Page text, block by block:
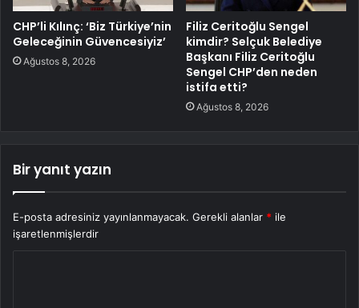
CHP’li Kılınç: ‘Biz Türkiye’nin
Geleceğinin Güvencesiyiz’
Ağustos 8, 2026
Filiz Ceritoğlu Sengel
kimdir? Selçuk Belediye
Başkanı Filiz Ceritoğlu
Sengel CHP’den neden
istifa etti?
Ağustos 8, 2026
Bir yanıt yazın
E-posta adresiniz yayınlanmayacak. Gerekli alanlar * ile
işaretlenmişlerdir